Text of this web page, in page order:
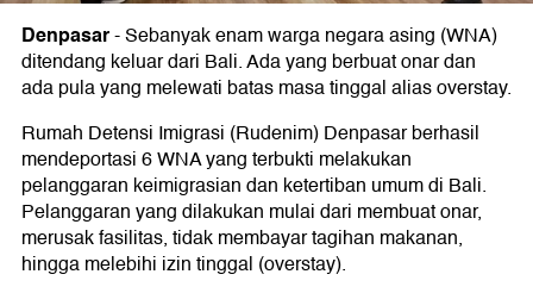
Denpasar-Sebanyak enam warga negara asing (WNA)
ditendang keluar dari Bali. Ada yang berbuat onar dan
ada pula yang melewati batas masa tinggal alias overstay.
Rumah Detensi Imigrasi (Rudenim) Denpasar berhasil
mendeportasi 6 WNA yang terbukti melakukan
pelanggaran keimigrasian dan ketertiban umum di Bali.
Pelanggaran yang dilakukan mulai dari membuat onar,
merusak fasilitas, tidak membayar tagihan makanan,
hingga melebihi izin tinggal (overstay).